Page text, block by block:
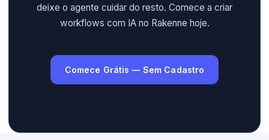
deixe o agente cuidar do resto. Comece a criar
workflows com IA no Rakenne hoje.
Comece Grátis — Sem Cadastro